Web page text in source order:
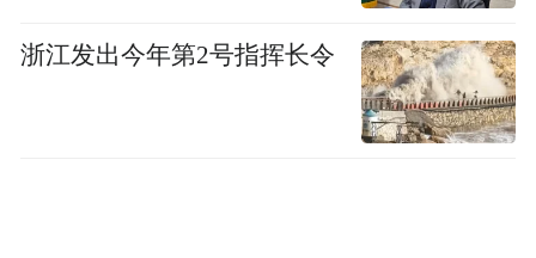
浙江发出今年第2号指挥长令